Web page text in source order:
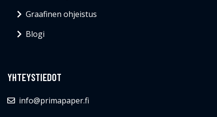
Graafinen ohjeistus
Blogi
YHTEYSTIEDOT
info@primapaper.fi